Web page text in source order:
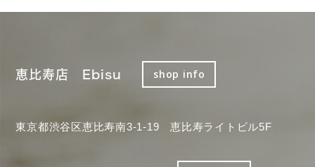
恵比寿店 Ebisu shop info
東京都渋谷区恵比寿南3-1-19 恵比寿ライトビル5F